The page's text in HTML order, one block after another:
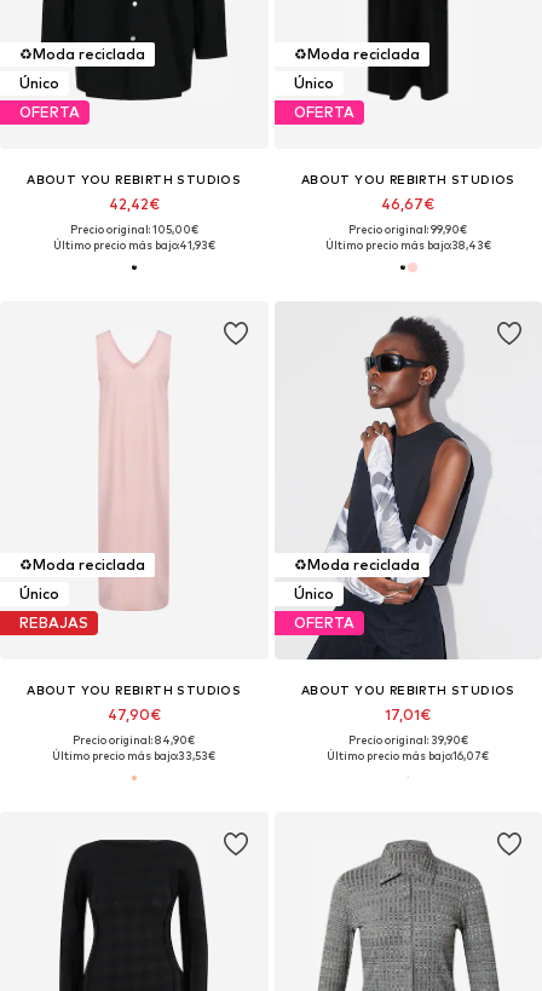
♻️Moda reciclada
Único
OFERTA
ABOUT YOU REBIRTH STUDIOS
42,42€
Precio original: 105,00€
Último precio más bajo:41,93€
♻️Moda reciclada
Único
OFERTA
ABOUT YOU REBIRTH STUDIOS
46,67€
Precio original: 99,90€
Último precio más bajo:38,43€
♻️Moda reciclada
Único
REBAJAS
ABOUT YOU REBIRTH STUDIOS
47,90€
Precio original: 84,90€
Último precio más bajo:33,53€
♻️Moda reciclada
Único
OFERTA
ABOUT YOU REBIRTH STUDIOS
17,01€
Precio original: 39,90€
Último precio más bajo:16,07€